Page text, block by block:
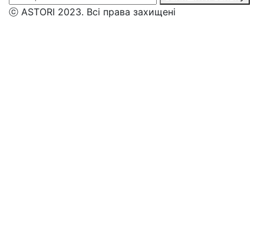
ⓒ ASTORI 2023. Всі права захищені